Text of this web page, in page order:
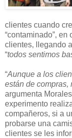
clientes cuando
“contaminado”,
clientes, llegando
“todos sentimos
“Aunque a los
están de compras,
argumenta
experimento
compañeros, si a
probarse una
clientes se les